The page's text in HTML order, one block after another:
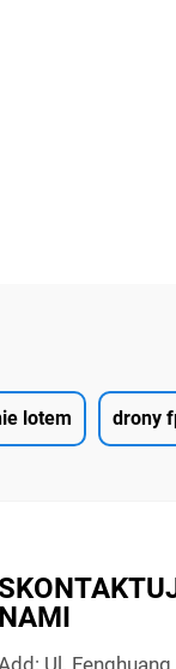
lotem drony
NAMI
Ul.